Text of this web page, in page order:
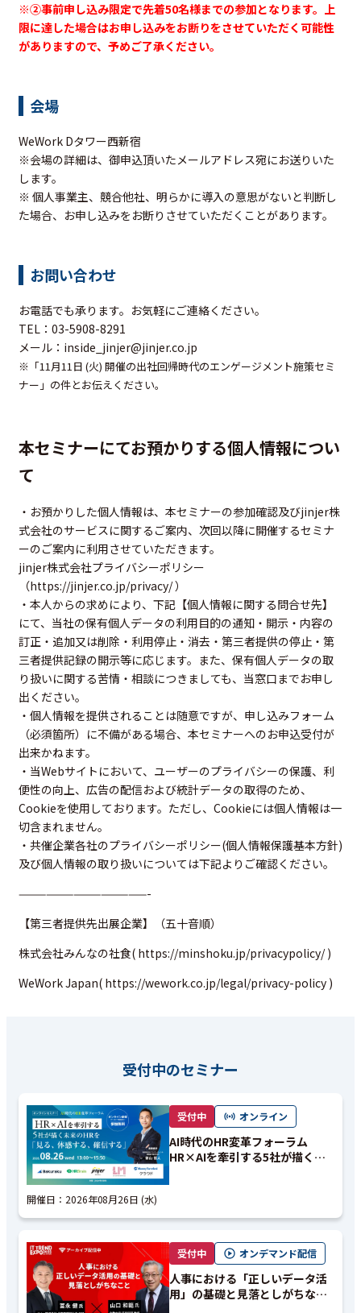
※②事前申し込み限定で先着50名様までの参加となります。上
限に達した場合はお申し込みをお断りをさせていただく可能性
がありますので、予めご了承ください。
会場
WeWork Dタワー西新宿
※会場の詳細は、御申込頂いたメールアドレス宛にお送りいた
します。
※ 個人事業主、競合他社、明らかに導入の意思がないと判断し
た場合、お申し込みをお断りさせていただくことがあります。
お問い合わせ
お電話でも承ります。お気軽にご連絡ください。
TEL：03-5908-8291
メール：inside_jinjer@jinjer.co.jp
※「11月11日 (火) 開催の出社回帰時代のエンゲージメント施策セミ
ナー 」の件とお伝えください。
本セミナーにてお預かりする個人情報につい
て
・お預かりした個人情報は、本セミナーの参加確認及びjinjer株
式会社のサービスに関するご案内、次回以降に開催するセミナ
ーのご案内に利用させていただきます。
jinjer株式会社プライバシーポリシー
（https://jinjer.co.jp/privacy/）
・本人からの求めにより、下記【個人情報に関する問合せ先】
にて、当社の保有個人データの利用目的の通知・開示・内容の
訂正・追加又は削除・利用停止・消去・第三者提供の停止・第
三者提供記録の開示等に応じます。また、保有個人データの取
り扱いに関する苦情・相談につきましても、当窓口までお申し
出ください。
・個人情報を提供されることは随意ですが、申し込みフォーム
（必須箇所）に不備がある場合、本セミナーへのお申込受付が
出来かねます。
・当Webサイトにおいて、ユーザーのプライバシーの保護、利
便性の向上、広告の配信および統計データの取得のため、
Cookieを使用しております。ただし、Cookieには個人情報は一
切含まれません。
・共催企業各社のプライバシーポリシー(個人情報保護基本方針)
及び個人情報の取り扱いについては下記よりご確認ください。
——————————————-
【第三者提供先出展企業】（五十音順）
株式会社みんなの社食( https://minshoku.jp/privacypolicy/)
WeWork Japan( https://wework.co.jp/legal/privacy-policy )
受付中のセミナー
受付中 オンライン
AI時代のHR変革フォーラム
HR×AIを牽引する5社が描く未
開催日： 2026年08月26日 (水)
受付中 オンデマンド配信
人事における「正しいデータ活
用」の基礎と見落としがちなこ